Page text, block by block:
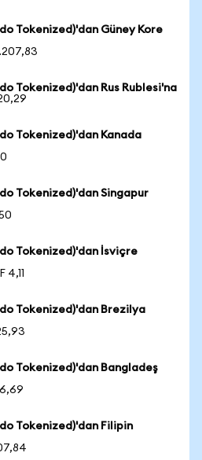
Tokenized)'dan Güney Kore
Tokenized)'dan Rus Rublesi'na
Tokenized)'dan Kanada
Tokenized)'dan Singapur
Tokenized)'dan İsviçre
Tokenized)'dan Brezilya
Tokenized)'dan Bangladeş
Tokenized)'dan Filipin